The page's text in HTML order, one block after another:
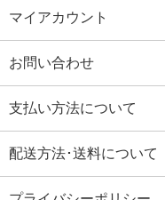
マイアカウント
お問い合わせ
支払い方法について
配送方法･送料について